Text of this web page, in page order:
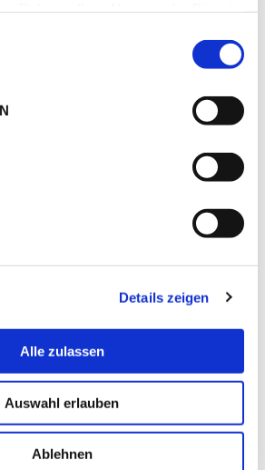
Details zeigen
Alle zulassen
Auswahl erlauben
Ablehnen